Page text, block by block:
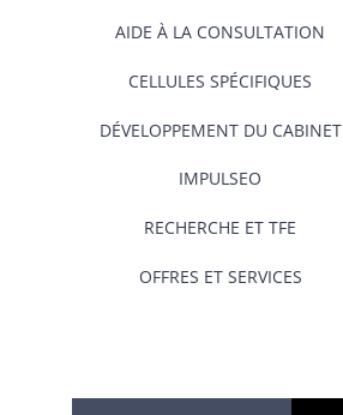
AIDE À LA CONSULTATION
CELLULES SPÉCIFIQUES
DÉVELOPPEMENT DU CABINET
IMPULSEO
RECHERCHE ET TFE
OFFRES ET SERVICES